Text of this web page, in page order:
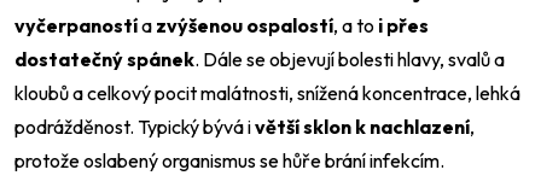
vyčerpanostía zvýšenou ospalostí, a to i přes
dostatečný spánek. Dále se objevují bolesti hlavy, svalů a
kloubů a celkový pocit malátnosti, snížená koncentrace, lehká
podrážděnost. Typický bývá ivětší sklon k nachlazení,
protože oslabený organismus se hůře brání infekcím.